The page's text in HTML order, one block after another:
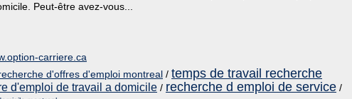
Peut-être avez-vous...
carriere.ca
d'offres d'emploi montreal / temps de travail recherche
d'emploi de travail a domicile / recherche d emploi de service /